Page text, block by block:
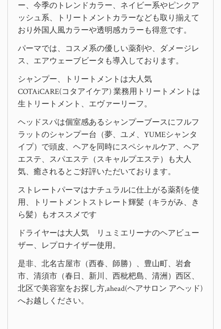
ー、今季のトレンドカラー、ネイビー系やピンクア
ッシュ系、トリートメントカラーなども取り揃えて
おり外国人風カラーや透明感カラーも得意です。
パーマでは、コスメ系の優しい薬剤や、ダメージレ
ス、エアウェーブビータも導入しております。
シャンプー、トリートメントは大人気
COTAiCARE(コタアイケア) 業務用トリートメントは
生トリートメント、エヴァーリーフ。
ヘッドスパは個室感あるシャンプーブースにフルフ
ラットのシャンプー台（夢、ユメ、YUMEシャンタ
イプ）で頭皮、ヘアを同時にスペシャルケア、ヘア
エステ、スパエステ（スキャルプエステ）も大人
気、癒されるとご好評いただいております。
ストレートパーマはナチュラルに仕上がる薬剤を使
用、トリートメントストレート輝髪（キラがみ、き
ら髪）もオススメです
ドライヤーは大人気 リュミエリーナのヘアビュー
ザー、レプロナイザー使用。
是非、北名古屋市（西春、師勝）、豊山町、岩倉
市、清須市（春日、新川、西枇杷島、清洲）西区、
北区で美容室をお探し方,ahead(ヘアサロン アヘッド)
へお越しください。